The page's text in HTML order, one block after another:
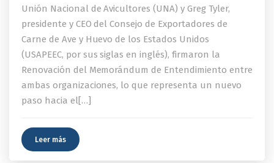
Unión Nacional de Avicultores (UNA) y Greg Tyler,
presidente y CEO del Consejo de Exportadores de
Carne de Ave y Huevo de los Estados Unidos
(USAPEEC, por sus siglas en inglés), firmaron la
Renovación del Memorándum de Entendimiento entre
ambas organizaciones, lo que representa un nuevo
paso hacia el[…]
Leer más